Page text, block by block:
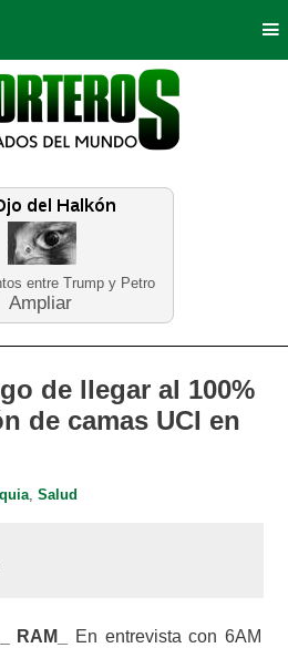
entre Trump y Petro
Ampliar
Bogotá
Tierra Deportes
Neira
de llegar al 100%
de camas UCI en
, Salud
RAM_
En entrevista con 6AM